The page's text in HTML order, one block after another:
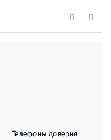
Телефоны доверия